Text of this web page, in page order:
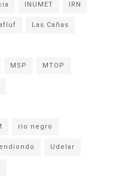
INUMET IRN
Las Cañas
MSP MTOP
rio negro
Udelar